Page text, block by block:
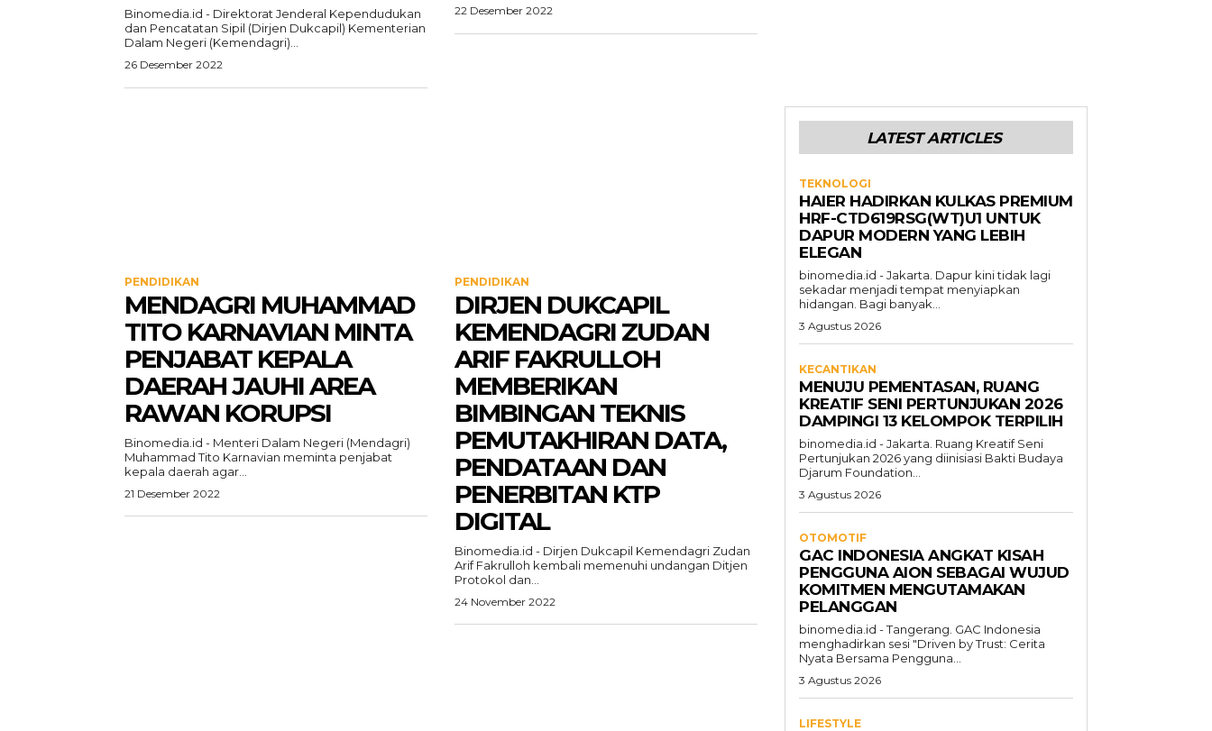
Binomedia.id - Direktorat Jenderal Kependudukan
dan Pencatatan Sipil (Dirjen Dukcapil) Kementerian
Dalam Negeri (Kemendagri)...
26 Desember 2022
22 Desember 2022
PENDIDIKAN
MENDAGRI MUHAMMAD
TITO KARNAVIAN MINTA
PENJABAT KEPALA
DAERAH JAUHI AREA
RAWAN KORUPSI
Binomedia.id - Menteri Dalam Negeri (Mendagri)
Muhammad Tito Karnavian meminta penjabat
kepala daerah agar...
21 Desember 2022
PENDIDIKAN
DIRJEN DUKCAPIL
KEMENDAGRI ZUDAN
ARIF FAKRULLOH
MEMBERIKAN
BIMBINGAN TEKNIS
PEMUTAKHIRAN DATA,
PENDATAAN DAN
PENERBITAN KTP
DIGITAL
Binomedia.id - Dirjen Dukcapil Kemendagri Zudan
Arif Fakrulloh kembali memenuhi undangan Ditjen
Protokol dan...
24 November 2022
LATEST ARTICLES
TEKNOLOGI
HAIER HADIRKAN KULKAS PREMIUM
HRF-CTD619RSG(WT)U1 UNTUK
DAPUR MODERN YANG LEBIH
ELEGAN
binomedia.id - Jakarta. Dapur kini tidak lagi
sekadar menjadi tempat menyiapkan
hidangan. Bagi banyak...
3 Agustus 2026
KECANTIKAN
MENUJU PEMENTASAN, RUANG
KREATIF SENI PERTUNJUKAN 2026
DAMPINGI 13 KELOMPOK TERPILIH
binomedia.id - Jakarta. Ruang Kreatif Seni
Pertunjukan 2026 yang diinisiasi Bakti Budaya
Djarum Foundation...
3 Agustus 2026
OTOMOTIF
GAC INDONESIA ANGKAT KISAH
PENGGUNA AION SEBAGAI WUJUD
KOMITMEN MENGUTAMAKAN
PELANGGAN
binomedia.id - Tangerang. GAC Indonesia
menghadirkan sesi "Driven by Trust: Cerita
Nyata Bersama Pengguna...
3 Agustus 2026
LIFESTYLE